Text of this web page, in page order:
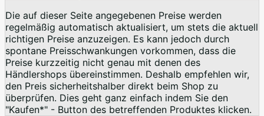
Die auf dieser Seite angegebenen Preise werden
regelmäßig automatisch aktualisiert, um stets die aktuell
richtigen Preise anzuzeigen. Es kann jedoch durch
spontane Preisschwankungen vorkommen, dass die
Preise kurzzeitig nicht genau mit denen des
Händlershops übereinstimmen. Deshalb empfehlen wir,
den Preis sicherheitshalber direkt beim Shop zu
überprüfen. Dies geht ganz einfach indem Sie den
"Kaufen*" - Button des betreffenden Produktes klicken.